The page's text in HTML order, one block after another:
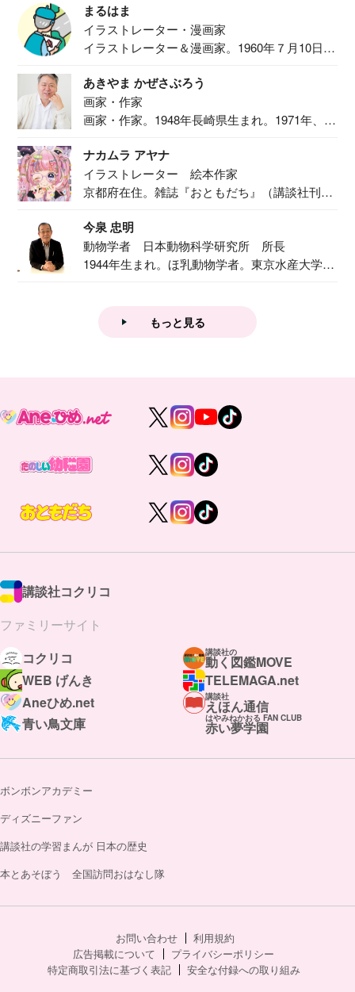
まるはま
イラストレーター・漫画家
イラストレーター＆漫画家。1960年７月10日生
あきやま かぜさぶろう
画家・作家
画家・作家。1948年長崎県生まれ。1971年、
ナカムラ アヤナ
イラストレーター 絵本作家
京都府在住。雑誌『おともだち』（講談社刊）
今泉 忠明
動物学者 日本動物科学研究所 所長
1944年生まれ。ほ乳動物学者。東京水産大学卒
もっと見る
講談社コクリコ
ファミリーサイト
コクリコ
講談社の
動く図鑑MOVE
WEB げんき
TELEMAGA.net
Aneひめ.net
講談社
えほん通信
青い鳥文庫
はやみねかおる FAN CLUB
赤い夢学園
ボンボンアカデミー
ディズニーファン
講談社の学習まんが 日本の歴史
本とあそぼう 全国訪問おはなし隊
お問い合わせ
利用規約
広告掲載について
プライバシーポリシー
特定商取引法に基づく表記
安全な付録への取り組み